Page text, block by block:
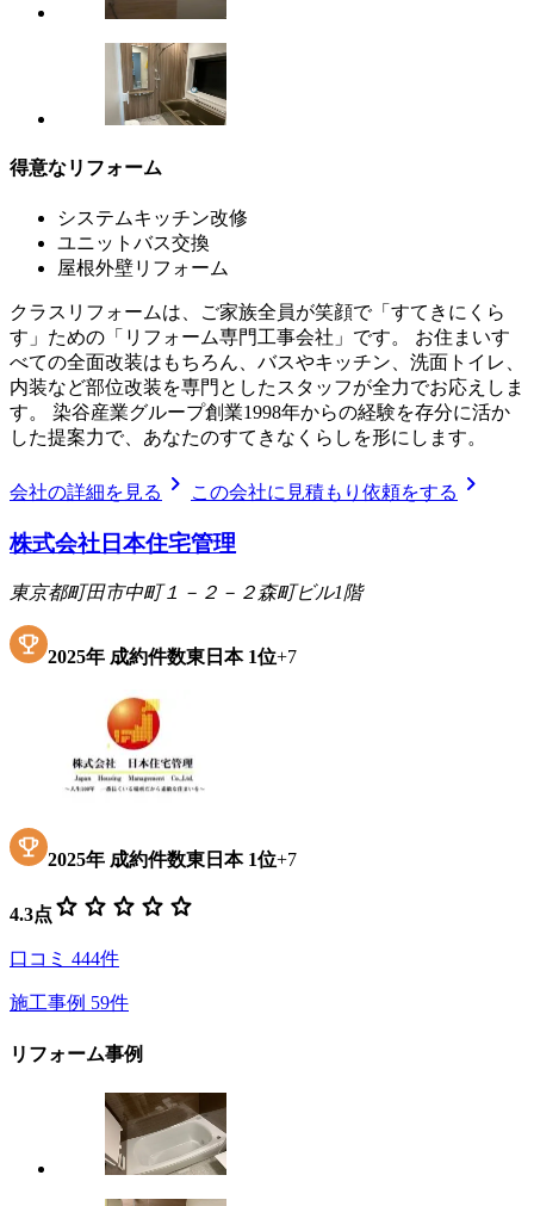
得意なリフォーム
システムキッチン改修
ユニットバス交換
屋根外壁リフォーム
クラスリフォームは、ご家族全員が笑顔で「すてきにくら
す」ための「リフォーム専門工事会社」です。 お住まいす
べての全面改装はもちろん、バスやキッチン、洗面トイレ、
内装など部位改装を専門としたスタッフが全力でお応えしま
す。 染谷産業グループ創業1998年からの経験を存分に活か
した提案力で、あなたのすてきなくらしを形にします。
会社の詳細を見る chevron_right この会社に見積もり依頼をする chevron_right
株式会社日本住宅管理
東京都町田市中町１－２－２森町ビル1階
2025年 成約件数東日本 1位+7
2025年 成約件数東日本 1位+7
4.3点 star star star star star
口コミ 444件
施工事例 59件
リフォーム事例